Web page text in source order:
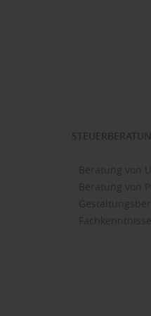
Beratung von
Beratung von